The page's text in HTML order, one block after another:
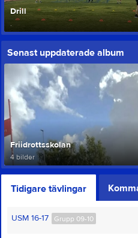
Drill
.
Senast uppdaterade album
Friidrottsskolan
4 bilder
Tidigare tävlingar
Grupp 09-10
USM 16-17